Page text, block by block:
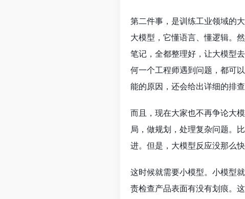
第二件事，是训练工业领域的
大模型，它懂语言、懂逻辑。
笔记，全都整理好，让大模型
何一个工程师遇到问题，都可
能的原因，还会给出详细的排
而且，现在大家也不再争论大
局，做规划，处理复杂问题。
进。但是，大模型反应没那么
这时候就需要小模型。小模型
责检查产品表面有没有划痕。